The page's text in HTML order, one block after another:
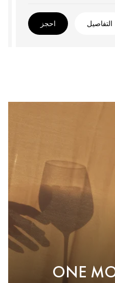
التفاصيل احجز
ONE